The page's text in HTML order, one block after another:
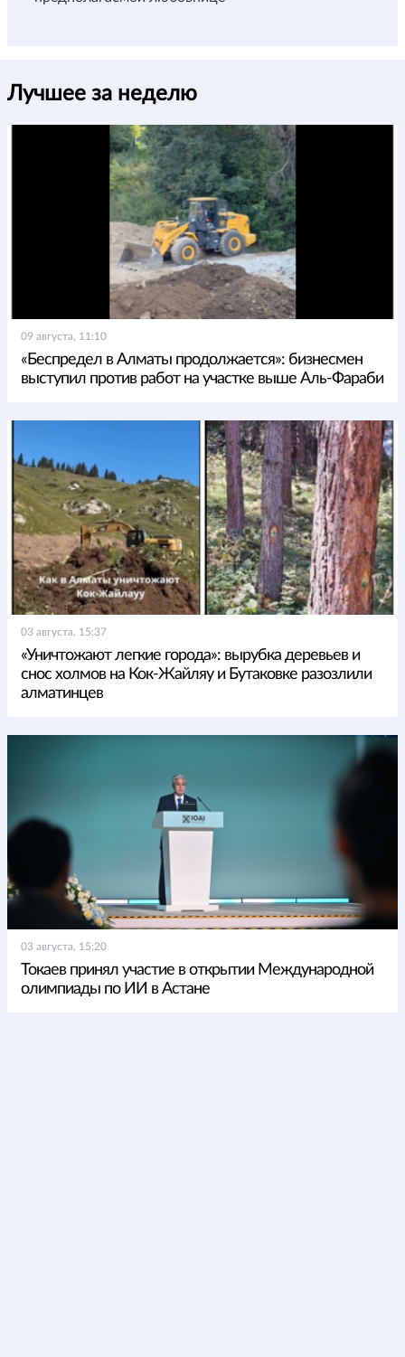
Лучшее за неделю
09 августа, 11:10
«Беспредел в Алматы продолжается»: бизнесмен
выступил против работ на участке выше Аль-Фараби
03 августа, 15:37
«Уничтожают легкие города»: вырубка деревьев и
снос холмов на Кок-Жайляу и Бутаковке разозлили
алматинцев
03 августа, 15:20
Токаев принял участие в открытии Международной
олимпиады по ИИ в Астане